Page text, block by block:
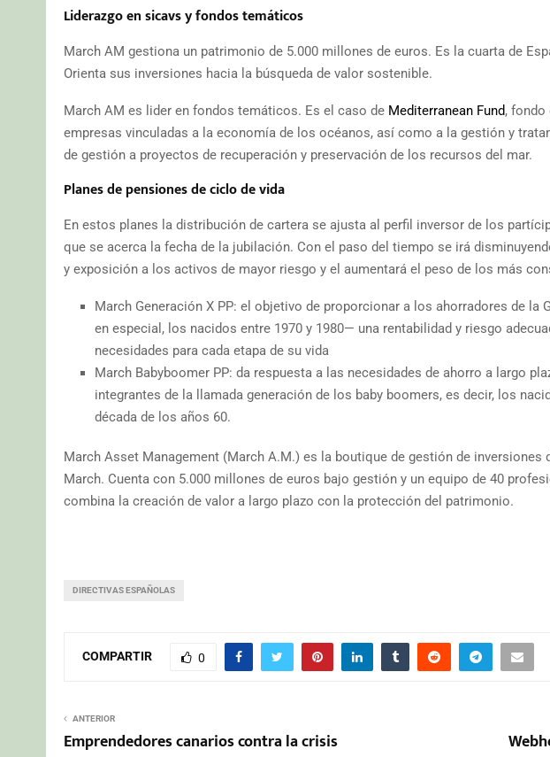
Liderazgo en sicavs y fondos temáticos
March AM gestiona un patrimonio de 5.000 millones de euros. Es la cuarta de
Orienta sus inversiones hacia la búsqueda de valor sostenible.
March AM es lider en fondos temáticos. Es el caso de Mediterranean Fund, fondo
empresas vinculadas a la economía de los océanos, así como a la gestión y
de gestión a proyectos de recuperación y preservación de los recursos del mar.
Planes de pensiones de ciclo de vida
En estos planes la distribución de cartera se ajusta al perfil inversor de los
que se acerca la fecha de la jubilación. Con el paso del tiempo se irá
y exposición a los activos de mayor riesgo y el aumentará el peso de los más
March Generación X PP: el objetivo de proporcionar a los ahorradores de la
en especial, los nacidos entre 1970 y 1980— una rentabilidad y riesgo
necesidades para cada etapa de su vida
March Babyboomer PP: da respuesta a las necesidades de ahorro a largo
integrantes de la llamada generación de los baby boomers, es decir, los
década de los años 60.
March Asset Management (March A.M.) es la boutique de gestión de inversiones
March. Cuenta con 5.000 millones de euros bajo gestión y un equipo de 40
combina la creación de valor a largo plazo con la protección del patrimonio.
DIRECTIVAS ESPAÑOLAS
COMPARTIR 0
ANTERIOR
Emprendedores canarios contra la crisis